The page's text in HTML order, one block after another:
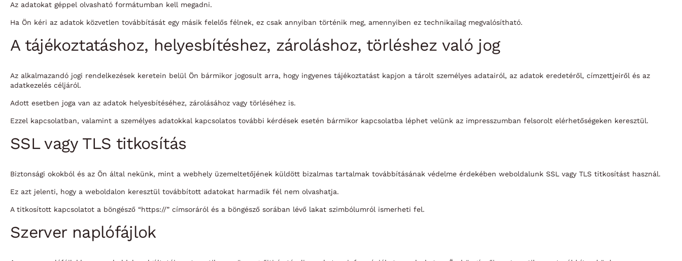
Az adatokat géppel olvasható formátumban kell megadni.
Ha Ön kéri az adatok közvetlen továbbítását egy másik felelős félnek, ez csak annyiban történik meg, amennyiben ez technikailag megvalósítható.
A tájékoztatáshoz, helyesbítéshez, zároláshoz, törléshez való jog
Az alkalmazandó jogi rendelkezések keretein belül Ön bármikor jogosult arra, hogy ingyenes tájékoztatást kapjon a tárolt személyes adatairól, az adatok eredetéről, címzettjeiről és az
adatkezelés céljáról.
Adott esetben joga van az adatok helyesbítéséhez, zárolásához vagy törléséhez is.
Ezzel kapcsolatban, valamint a személyes adatokkal kapcsolatos további kérdések esetén bármikor kapcsolatba léphet velünk az impresszumban felsorolt elérhetőségeken keresztül.
SSL vagy TLS titkosítás
Biztonsági okokból és az Ön által nekünk, mint a webhely üzemeltetőjének küldött bizalmas tartalmak továbbításának védelme érdekében weboldalunk SSL vagy TLS titkosítást használ.
Ez azt jelenti, hogy a weboldalon keresztül továbbított adatokat harmadik fél nem olvashatja.
A titkosított kapcsolatot a böngésző “https://” címsoráról és a böngésző sorában lévő lakat szimbólumról ismerheti fel.
Szerver naplófájlok